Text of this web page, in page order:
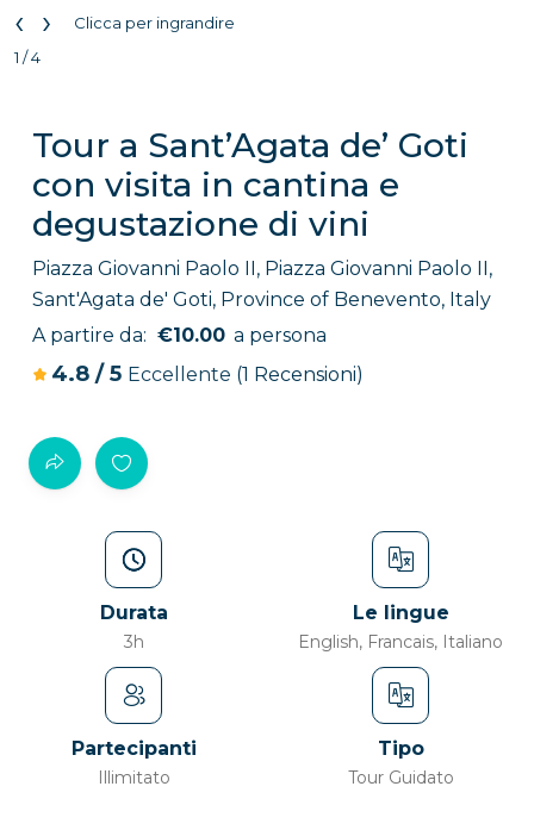
‹ ›
Clicca per ingrandire
1 / 4
Tour a Sant’Agata de’ Goti
con visita in cantina e
degustazione di vini
Piazza Giovanni Paolo II, Piazza Giovanni Paolo II,
Sant'Agata de' Goti, Province of Benevento, Italy
A partire da: €10.00 a persona
4.8 /5 Eccellente (1 Recensioni)
Durata
3h
Le lingue
English, Francais, Italiano
Partecipanti
Illimitato
Tipo
Tour Guidato